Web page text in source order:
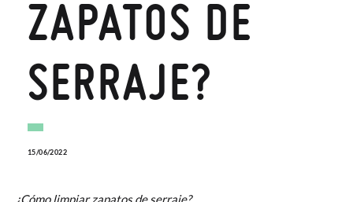
ZAPATOS DE
SERRAJE?
15/06/2022
¿Cómo limpiar zapatos de serraje?